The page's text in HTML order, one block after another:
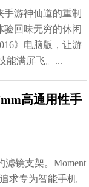
手游神仙道的重制
验回味无穷的休闲
》电脑版，让游
能满屏飞。...
高通用性手
滤镜支架。Moment
求专为智能手机